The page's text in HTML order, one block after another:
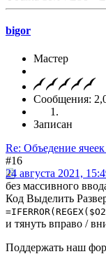
bigor
Мастер
Сообщения:
Записан
Re: Объедение
#16
24 августа 2021,
без массивного
Код Выделить
и тянуть вправо /
Поддержать наш